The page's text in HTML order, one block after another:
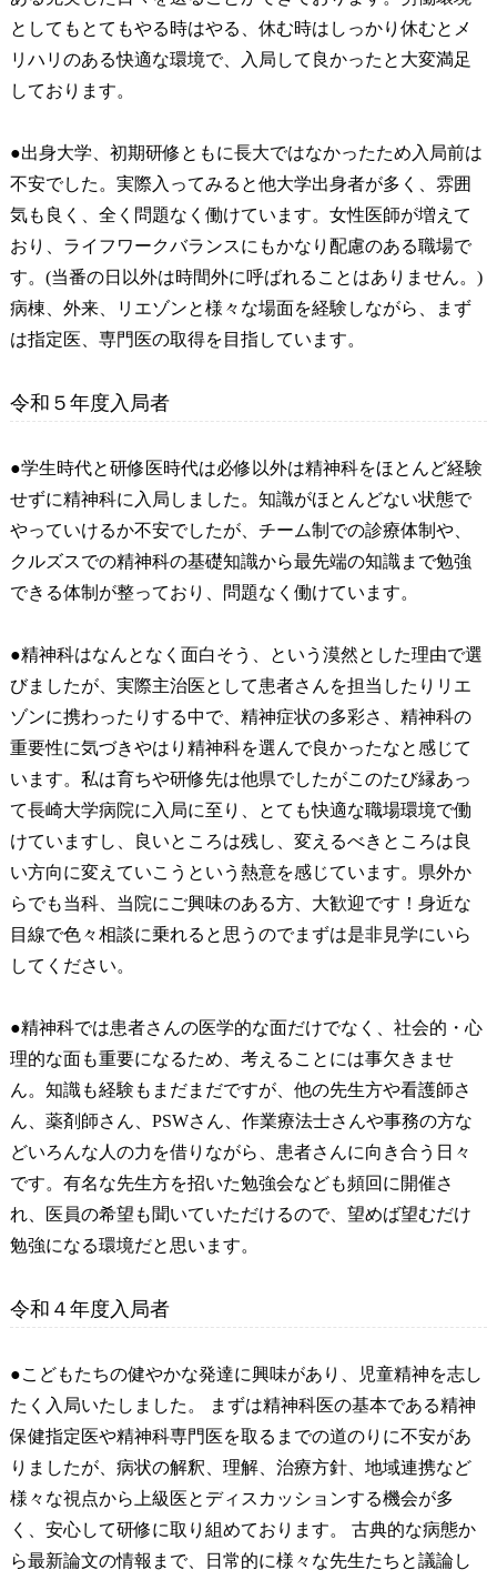
としてもとてもやる時はやる、休む時はしっかり休むとメ
リハリのある快適な環境で、入局して良かったと大変満足
しております。
●出身大学、初期研修ともに長大ではなかったため入局前は
不安でした。実際入ってみると他大学出身者が多く、雰囲
気も良く、全く問題なく働けています。女性医師が増えて
おり、ライフワークバランスにもかなり配慮のある職場で
す。(当番の日以外は時間外に呼ばれることはありません。)
病棟、外来、リエゾンと様々な場面を経験しながら、まず
は指定医、専門医の取得を目指しています。
令和５年度入局者
●学生時代と研修医時代は必修以外は精神科をほとんど経験
せずに精神科に入局しました。知識がほとんどない状態で
やっていけるか不安でしたが、チーム制での診療体制や、
クルズスでの精神科の基礎知識から最先端の知識まで勉強
できる体制が整っており、問題なく働けています。
●精神科はなんとなく面白そう、という漠然とした理由で選
びましたが、実際主治医として患者さんを担当したりリエ
ゾンに携わったりする中で、精神症状の多彩さ、精神科の
重要性に気づきやはり精神科を選んで良かったなと感じて
います。私は育ちや研修先は他県でしたがこのたび縁あっ
て長崎大学病院に入局に至り、とても快適な職場環境で働
けていますし、良いところは残し、変えるべきところは良
い方向に変えていこうという熱意を感じています。県外か
らでも当科、当院にご興味のある方、大歓迎です！身近な
目線で色々相談に乗れると思うのでまずは是非見学にいら
してください。
●精神科では患者さんの医学的な面だけでなく、社会的・心
理的な面も重要になるため、考えることには事欠きませ
ん。知識も経験もまだまだですが、他の先生方や看護師さ
ん、薬剤師さん、PSWさん、作業療法士さんや事務の方な
どいろんな人の力を借りながら、患者さんに向き合う日々
です。有名な先生方を招いた勉強会なども頻回に開催さ
れ、医員の希望も聞いていただけるので、望めば望むだけ
勉強になる環境だと思います。
令和４年度入局者
●こどもたちの健やかな発達に興味があり、児童精神を志し
たく入局いたしました。 まずは精神科医の基本である精神
保健指定医や精神科専門医を取るまでの道のりに不安があ
りましたが、病状の解釈、理解、治療方針、地域連携など
様々な視点から上級医とディスカッションする機会が多
く、安心して研修に取り組めております。 古典的な病態か
ら最新論文の情報まで、日常的に様々な先生たちと議論し